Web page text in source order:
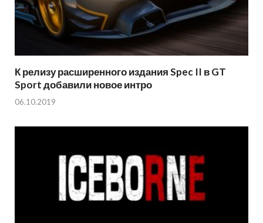
К релизу расширенного издания Spec II в GT
Sport добавили новое интро
06.10.2019